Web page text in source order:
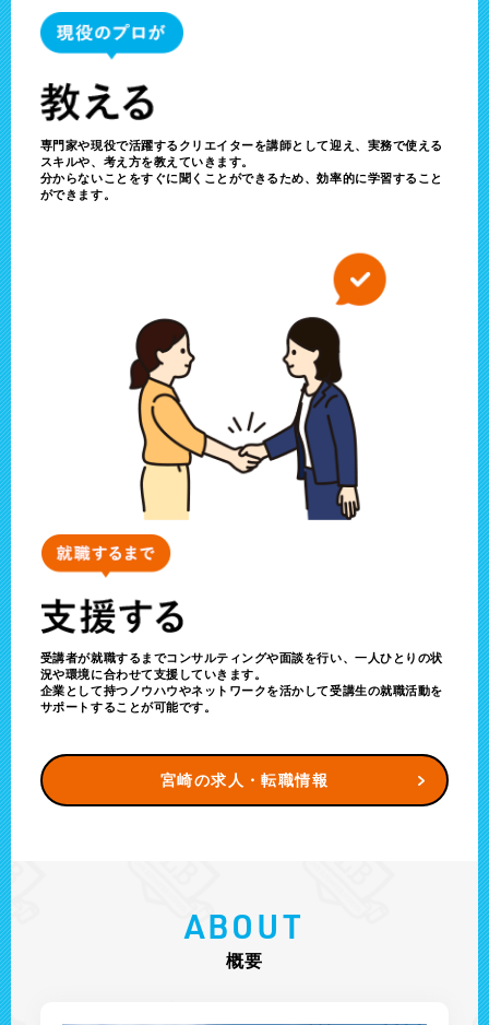
専門家や現役で活躍するクリエイターを講師として迎え、実務で使える
スキルや、考え方を教えていきます。
分からないことをすぐに聞くことができるため、効率的に学習すること
ができます。
受講者が就職するまでコンサルティングや面談を行い、一人ひとりの状
況や環境に合わせて支援していきます。
企業として持つノウハウやネットワークを活かして受講生の就職活動を
サポートすることが可能です。
宮崎の求人・転職情報
ABOUT
概要